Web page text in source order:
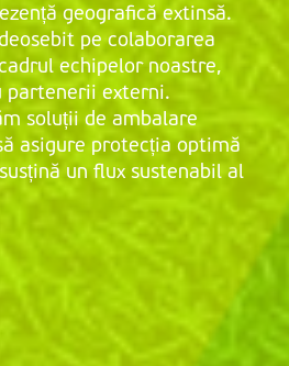
geografică extinsă.
pe colaborarea
echipelor noastre,
partenerii externi.
soluții de ambalare
asigure protecția optimă
un flux sustenabil al